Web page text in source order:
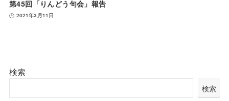
第45回「りんどう句会」報告
2021年3月11日
検索
検索